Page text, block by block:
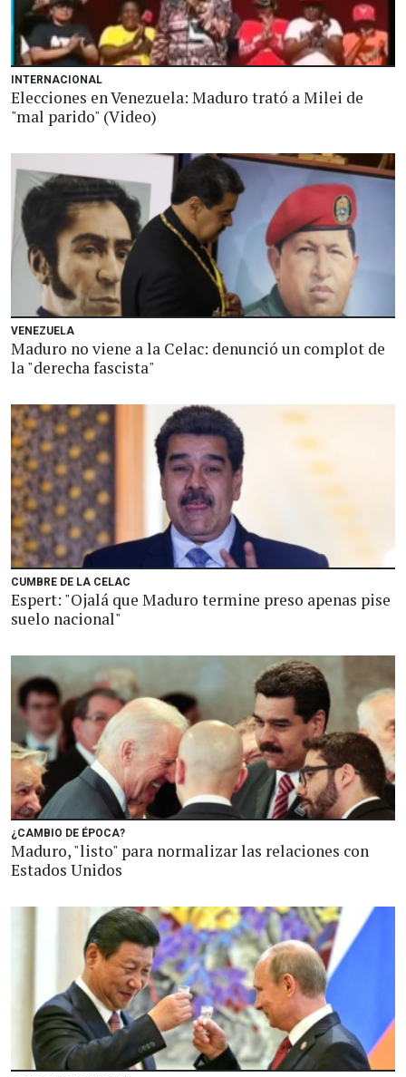
INTERNACIONAL
Elecciones en Venezuela: Maduro trató a Milei de
"mal parido" (Video)
VENEZUELA
Maduro no viene a la Celac: denunció un complot de
la "derecha fascista"
CUMBRE DE LA CELAC
Espert: "Ojalá que Maduro termine preso apenas pise
suelo nacional"
¿CAMBIO DE ÉPOCA?
Maduro, "listo" para normalizar las relaciones con
Estados Unidos